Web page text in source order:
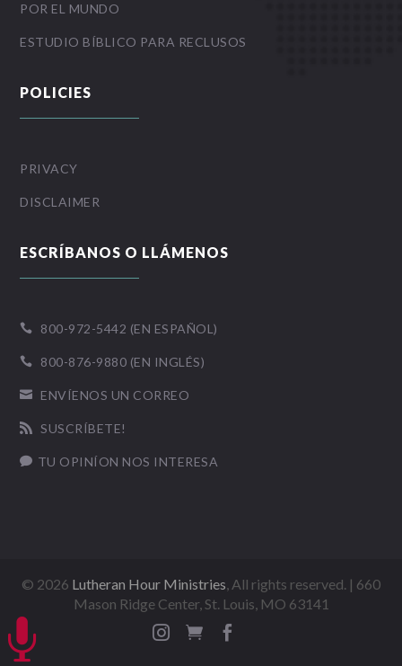
POR EL MUNDO
ESTUDIO BÍBLICO PARA RECLUSOS
POLICIES
PRIVACY
DISCLAIMER
ESCRÍBANOS O LLÁMENOS
 800-972-5442 (EN ESPAÑOL)
 800-876-9880 (EN INGLÉS)
 ENVÍENOS UN CORREO
 SUSCRÍBETE!
 TU OPINÍON NOS INTERESA
© 2026 Lutheran Hour Ministries, All rights reserved. | 660
Mason Ridge Center, St. Louis, MO 63141

 
